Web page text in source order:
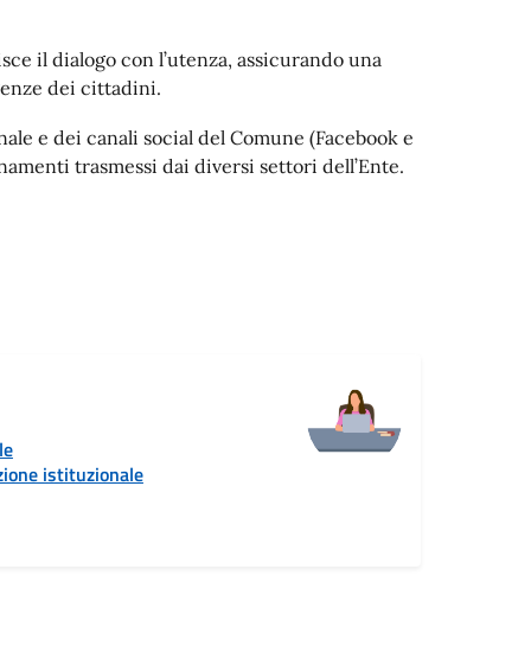
il dialogo con l’utenza, assicurando una
dei cittadini.
e dei canali social del Comune (Facebook e
trasmessi dai diversi settori dell’Ente.
istituzionale